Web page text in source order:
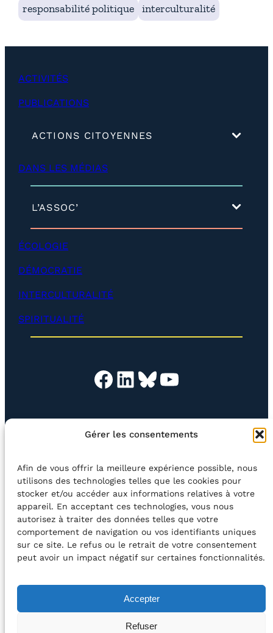
Gérer les consentements
Afin de vous offrir la meilleure expérience possible, nous
utilisons des technologies telles que les cookies pour
stocker et/ou accéder aux informations relatives à votre
appareil. En acceptant ces technologies, vous nous
autorisez à traiter des données telles que votre
comportement de navigation ou vos identifiants uniques
sur ce site. Le refus ou le retrait de votre consentement
peut avoir un impact négatif sur certaines fonctionnalités.
Accepter
Refuser
responsabilité politique
interculturalité
ACTIVITÉS
PUBLICATIONS
ACTIONS CITOYENNES
p
DANS LES MÉDIAS
L’ASSOC’
é
l
o
p
e
r
)
ÉCOLOGIE
DÉMOCRATIE
INTERCULTURALITÉ
SPIRITUALITÉ
Facebook LinkedIn Bluesky YouTube
EN QUESTION BOUTIQUE NEWSLETTER
CONTACT
Rechercher
©2026 Centre Avec asblBE33 5230​ 8091​ 4546
avec le soutien de la Fédération Wallonie-Bruxelles
POLITIQUE DE CONFIDENTIALITÉ